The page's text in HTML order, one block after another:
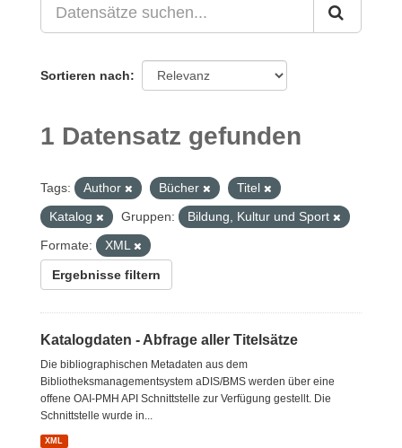
Sortieren nach
1 Datensatz gefunden
Tags: Author Bücher
Titel
Katalog
Gruppen:
Bildung, Kultur und Sport
Formate:
XML
Ergebnisse filtern
Katalogdaten - Abfrage aller Titelsätze
Die bibliographischen Metadaten aus dem
Bibliotheksmanagementsystem aDIS/BMS werden über eine
offene OAI-PMH API Schnittstelle zur Verfügung gestellt. Die
Schnittstelle wurde in...
XML